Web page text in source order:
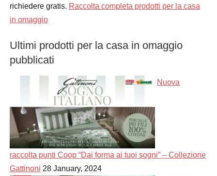
richiedere gratis. Raccolta completa prodotti per la casa
in omaggio
Ultimi prodotti per la casa in omaggio
pubblicati
Nuova
raccolta punti Coop “Dai forma ai tuoi sogni” – Collezione
Gattinoni 28 January, 2024